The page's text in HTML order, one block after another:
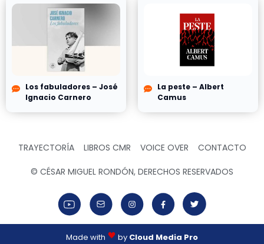
Los fabuladores – José
Ignacio Carnero
La peste – Albert
Camus
TRAYECTORÍA LIBROS CMR VOICE OVER CONTACTO
© CÉSAR MIGUEL RONDÓN, DERECHOS RESERVADOS
Made with by Cloud Media Pro